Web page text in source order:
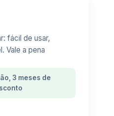
fácil de usar,
Vale a pena
3 meses de